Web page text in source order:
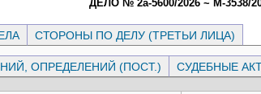
ДЕЛО № 2а-5600/2026 ~ М-3538/
СТОРОНЫ ПО ДЕЛУ (ТРЕТЬИ ЛИЦА)
ОПРЕДЕЛЕНИЙ (ПОСТ.) СУДЕБНЫЕ